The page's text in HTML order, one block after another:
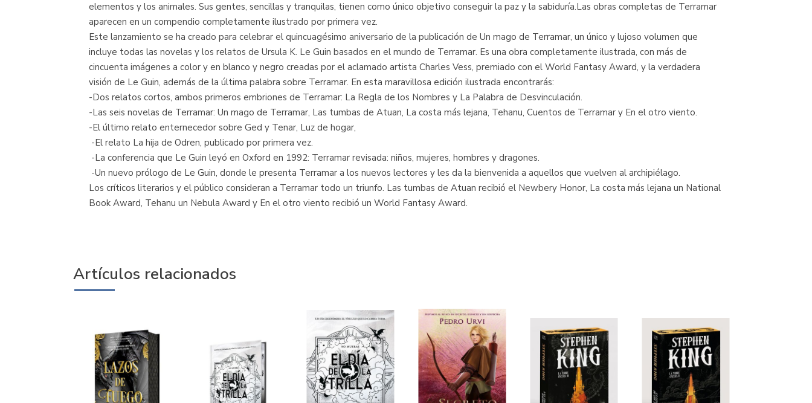
elementos y los animales. Sus gentes, sencillas y tranquilas, tienen como único objetivo conseguir la paz y la sabiduría.Las obras completas de Terramar
aparecen en un compendio completamente ilustrado por primera vez.
Este lanzamiento se ha creado para celebrar el quincuagésimo aniversario de la publicación de Un mago de Terramar, un único y lujoso volumen que
incluye todas las novelas y los relatos de Ursula K. Le Guin basados en el mundo de Terramar. Es una obra completamente ilustrada, con más de
cincuenta imágenes a color y en blanco y negro creadas por el aclamado artista Charles Vess, premiado con el World Fantasy Award, y la verdadera
visión de Le Guin, además de la última palabra sobre Terramar. En esta maravillosa edición ilustrada encontrarás:
-Dos relatos cortos, ambos primeros embriones de Terramar: La Regla de los Nombres y La Palabra de Desvinculación.
-Las seis novelas de Terramar: Un mago de Terramar, Las tumbas de Atuan, La costa más lejana, Tehanu, Cuentos de Terramar y En el otro viento.
-El último relato enternecedor sobre Ged y Tenar, Luz de hogar,
-El relato La hija de Odren, publicado por primera vez.
-La conferencia que Le Guin leyó en Oxford en 1992: Terramar revisada: niños, mujeres, hombres y dragones.
-Un nuevo prólogo de Le Guin, donde le presenta Terramar a los nuevos lectores y les da la bienvenida a aquellos que vuelven al archipiélago.
Los críticos literarios y el público consideran a Terramar todo un triunfo. Las tumbas de Atuan recibió el Newbery Honor, La costa más lejana un National
Book Award, Tehanu un Nebula Award y En el otro viento recibió un World Fantasy Award.
Artículos relacionados